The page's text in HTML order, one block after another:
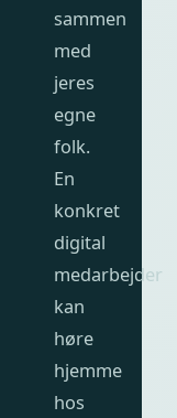
sammen
med
jeres
egne
folk.
En
konkret
digital
medarbejder
kan
høre
hjemme
hos